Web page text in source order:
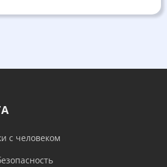
с человеком